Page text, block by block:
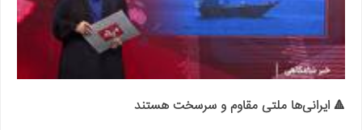
🔺 ایرانی‌ها ملتی مقاوم و سرسخت هستند